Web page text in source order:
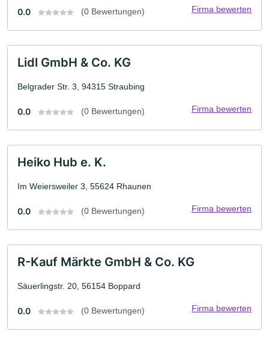
0.0 (0 Bewertungen) Firma bewerten
Lidl GmbH & Co. KG
Belgrader Str. 3, 94315 Straubing
0.0 (0 Bewertungen) Firma bewerten
Heiko Hub e. K.
Im Weiersweiler 3, 55624 Rhaunen
0.0 (0 Bewertungen) Firma bewerten
R-Kauf Märkte GmbH & Co. KG
Säuerlingstr. 20, 56154 Boppard
0.0 (0 Bewertungen) Firma bewerten